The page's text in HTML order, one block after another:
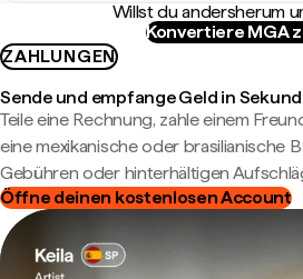
Willst du andersherum
Konvertiere MGA
ZAHLUNGEN
Sende und empfange Geld in
Teile eine Rechnung, zahle einem
eine mexikanische oder brasilianische
Gebühren oder hinterhältigen
Öffne deinen kostenlosen Account